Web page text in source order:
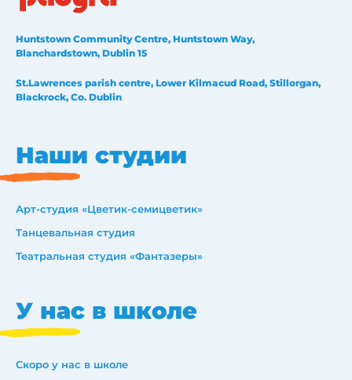
Huntstown Community Centre, Huntstown Way,
Blanchardstown, Dublin 15
St.Lawrences parish centre, Lower Kilmacud Road, Stillorgan,
Blackrock, Co. Dublin
Наши студии
Арт-студия «Цветик-семицветик»
Танцевальная студия
Театральная студия «Фантазеры»
У нас в школе
Скоро у нас в школе